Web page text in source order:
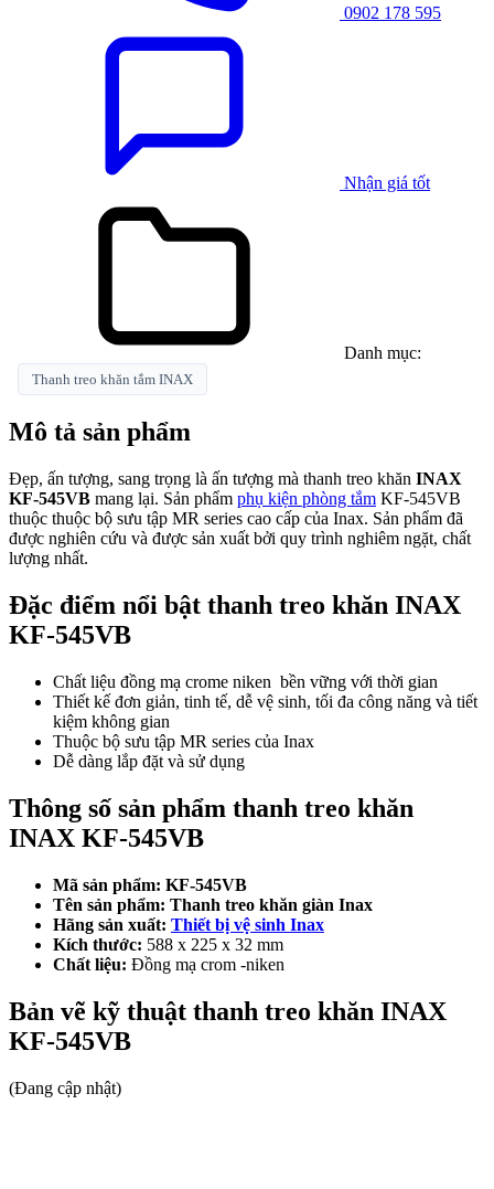
0902 178 595
Nhận giá tốt
Danh mục:
Thanh treo khăn tắm INAX
Mô tả sản phẩm
Đẹp, ấn tượng, sang trọng là ấn tượng mà thanh treo khăn INAX
KF-545VB mang lại. Sản phẩm phụ kiện phòng tắm KF-545VB
thuộc thuộc bộ sưu tập MR series cao cấp của Inax. Sản phẩm đã
được nghiên cứu và được sản xuất bởi quy trình nghiêm ngặt, chất
lượng nhất.
Đặc điểm nổi bật thanh treo khăn INAX
KF-545VB
Chất liệu đồng mạ crome niken bền vững với thời gian
Thiết kế đơn giản, tinh tế, dễ vệ sinh, tối đa công năng và tiết
kiệm không gian
Thuộc bộ sưu tập MR series của Inax
Dễ dàng lắp đặt và sử dụng
Thông số sản phẩm thanh treo khăn
INAX KF-545VB
Mã sản phẩm: KF-545VB
Tên sản phẩm: Thanh treo khăn giàn Inax
Hãng sản xuất: Thiết bị vệ sinh Inax
Kích thước: 588 x 225 x 32 mm
Chất liệu: Đồng mạ crom -niken
Bản vẽ kỹ thuật thanh treo khăn INAX
KF-545VB
(Đang cập nhật)